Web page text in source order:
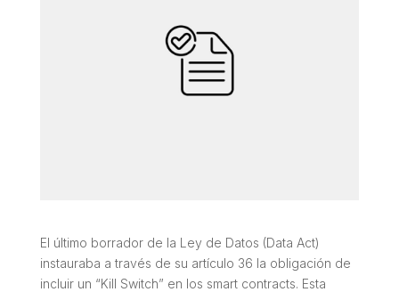
El último borrador de la Ley de Datos (Data Act)
instauraba a través de su artículo 36 la obligación de
incluir un “Kill Switch” en los smart contracts. Esta